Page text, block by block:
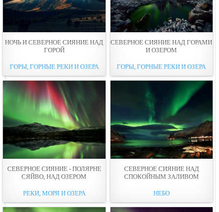
НОЧЬ И СЕВЕРНОЕ СИЯНИЕ НАД
ГОРОЙ
ГОРЫ, ГОРНЫЕ РЕКИ И ОЗЕРА
СЕВЕРНОЕ СИЯНИЕ НАД ГОРАМИ
И ОЗЕРОМ
ГОРЫ, ГОРНЫЕ РЕКИ И ОЗЕРА
СЕВЕРНОЕ СИЯНИЕ - ПОЛЯРНЕ
СЯЙВО, НАД ОЗЕРОМ
РЕКИ, МОРЯ И ОЗЕРА
СЕВЕРНОЕ СИЯНИЕ НАД
СПОКОЙНЫМ ЗАЛИВОМ
НЕБО